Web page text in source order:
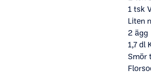
1 tsk
Liten
2 ägg
1,7 dl
Smör